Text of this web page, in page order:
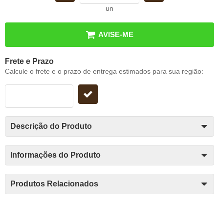
un
AVISE-ME
Frete e Prazo
Calcule o frete e o prazo de entrega estimados para sua região:
Descrição do Produto
Informações do Produto
Produtos Relacionados